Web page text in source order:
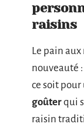
raisins
Le pain
nouveauté
ce soit pour
goûterqui
raisin